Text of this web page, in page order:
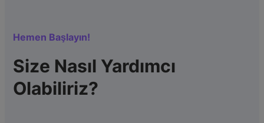
Hemen Başlayın!
Size Nasıl Yardımcı
Olabiliriz?